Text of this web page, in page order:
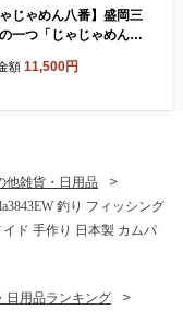
ゃじゃめん八番】盛岡三
一つ「じゃじゃめん１
ご当地グルメ・ソウル
額 11,500円
他雑貨・日用品
釣り フィッシング
ド 手作り 日本製 カムパ
日用品ランキング